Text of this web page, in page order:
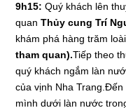
9h15: Quý khách lên
quanThủy cung Trí
khám phá hàng trăm
tham quan).Tiếp theo
quý khách ngắm làn
của vịnh Nha
mình dưới làn nước